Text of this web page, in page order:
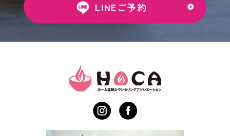
LINEご予約